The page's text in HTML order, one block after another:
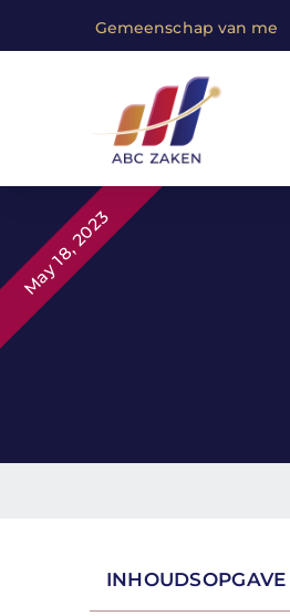
Gemeenschap van me
May 18, 2023
INHOUDSOPGAVE